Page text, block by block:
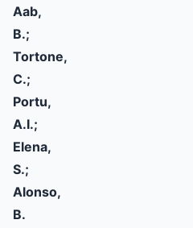
Aab,
B.;
Tortone,
C.;
Portu,
A.I.;
Elena,
S.;
Alonso,
B.